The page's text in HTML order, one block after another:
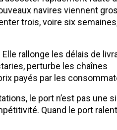
navires viennent
trois, voire six
rallonge les délais de
perturbe les chaînes
payés par les
le port n’est pas une
Quand le port